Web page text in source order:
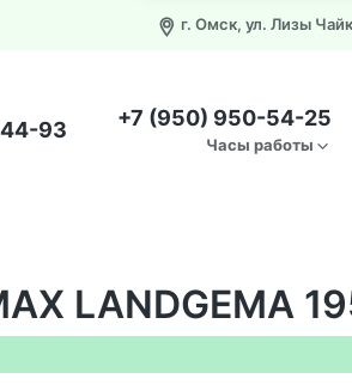
г. Омск, ул. Лизы
93 +7 (950) 950-54-25
Часы работы
LANDGEMA